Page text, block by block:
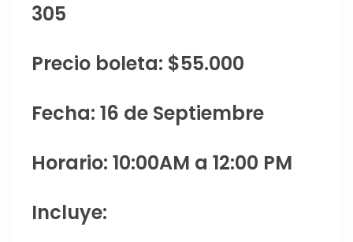
305
Precio boleta: $55.000
Fecha: 16 de Septiembre
Horario: 10:00AM a 12:00 PM
Incluye: